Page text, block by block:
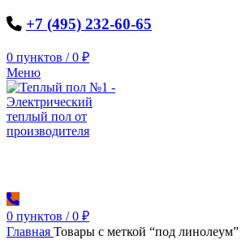
+7 (495) 232-60-65
0 пунктов / 0 ₽
Меню
0 пунктов / 0 ₽
Главная Товары с меткой “под линолеум”